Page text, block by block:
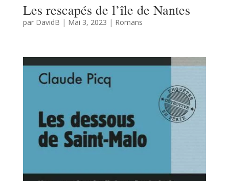
Les rescapés de l’île de Nantes
par DavidB | Mai 3, 2023 | Romans